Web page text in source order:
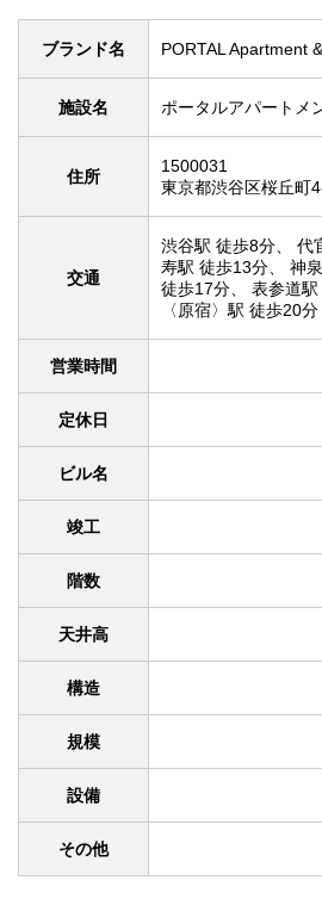
ブランド名 PORTAL Apartment
施設名 ポータルアパートメ
住所
1500031
東京都渋谷区桜丘町
交通
渋谷駅 徒歩8分 代
寿駅 徒歩13分
神
徒歩17分
表参道
〈原宿〉駅 徒歩20分
営業時間
定休日
ビル名
竣工
階数
天井高
構造
規模
設備
その他